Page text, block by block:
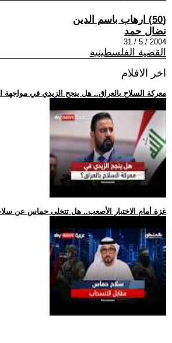
(50) ارهاب باسم الدين
نضال حمد
2004 / 5 / 31
القضية الفلسطينية
اخر الافلام
.. معركة السلاح بالعراق.. هل ينجح الزيدي في مواجهة
.. غزة أمام الاختبار الأصعب.. هل تتخلى حماس عن